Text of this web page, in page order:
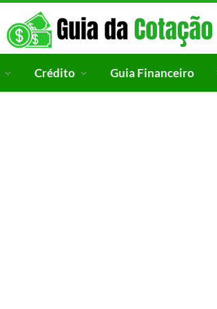
Crédito Guia Financeiro